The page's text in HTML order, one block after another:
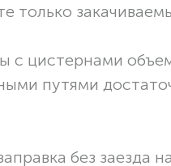
только
с цистернами
путями
без заезда